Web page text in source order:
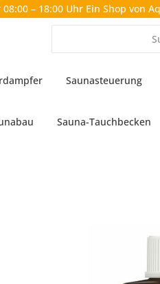
– 18:00 Uhr Ein Shop von
Saunasteuerung
Sauna-Tauchbecken